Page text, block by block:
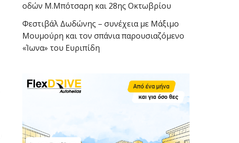
οδών Μ.Μπότσαρη και 28ης Οκτωβρίου
Φεστιβάλ Δωδώνης – συνέχεια με Μάξιμο
Μουμούρη και τον σπάνια παρουσιαζόμενο
«Ίωνα» του Ευριπίδη